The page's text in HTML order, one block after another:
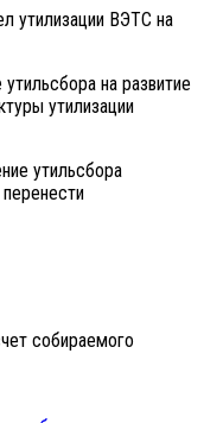
утилизации ВЭТС на
на развитие
утилизации
утильсбора
собираемого